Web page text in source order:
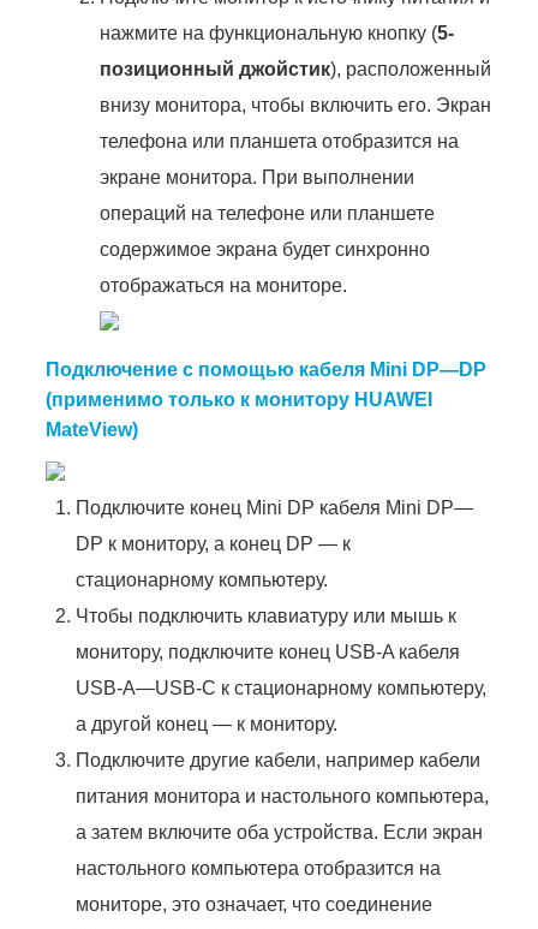
нажмите на функциональную кнопку (5-
позиционный джойстик), расположенный
внизу монитора, чтобы включить его. Экран
телефона или планшета отобразится на
экране монитора. При выполнении
операций на телефоне или планшете
содержимое экрана будет синхронно
отображаться на мониторе.
Подключение с помощью кабеля Mini DP—DP
(применимо только к монитору HUAWEI
MateView)
Подключите конец Mini DP кабеля Mini DP—
DP к монитору, а конец DP — к
стационарному компьютеру.
Чтобы подключить клавиатуру или мышь к
монитору, подключите конец USB-A кабеля
USB-A—USB-C к стационарному компьютеру,
а другой конец — к монитору.
Подключите другие кабели, например кабели
питания монитора и настольного компьютера,
а затем включите оба устройства. Если экран
настольного компьютера отобразится на
мониторе, это означает, что соединение